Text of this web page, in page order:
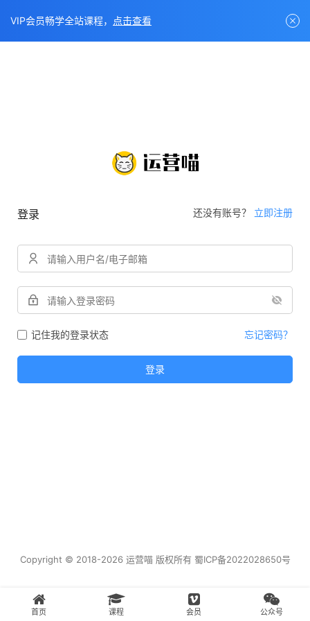
登录 还没有账号？ 立即注册
记住我的登录状态 忘记密码？
登录
Copyright © 2018-2026 运营喵 版权所有 蜀ICP备2022028650号
首页 课程 会员 公众号
VIP会员畅学全站课程， 点击查看